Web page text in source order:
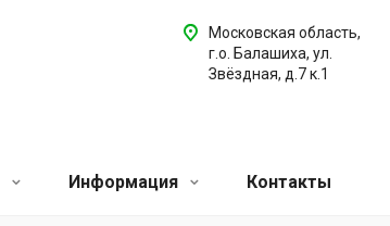
Московская область,
г.о. Балашиха, ул.
Звёздная, д.7 к.1
Информация Контакты